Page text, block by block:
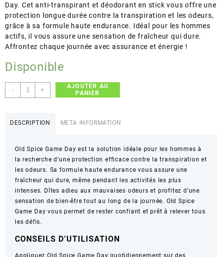
Day. Cet anti-transpirant et déodorant en stick vous offre une
protection longue durée contre la transpiration et les odeurs,
grâce à sa formule haute endurance. Idéal pour les hommes
actifs, il vous assure une sensation de fraîcheur qui dure.
Affrontez chaque journée avec assurance et énergie !
Disponible
-
quantité
de
DAY
–
Haute
Endurance
–
85g
+
AJOUTER AU
PANIER
DESCRIPTION META INFORMATION
Old Spice Game Day est la solution idéale pour les hommes à
la recherche d’une protection efficace contre la transpiration et
les odeurs. Sa formule haute endurance vous assure une
fraîcheur qui dure, même pendant les activités les plus
intenses. Dîtes adieu aux mauvaises odeurs et profitez d’une
sensation de bien-être tout au long de la journée. Old Spice
Game Day vous permet de rester confiant et prêt à relever tous
les défis.
CONSEILS D’UTILISATION
Appliquez Old Spice Game Day quotidiennement sur des